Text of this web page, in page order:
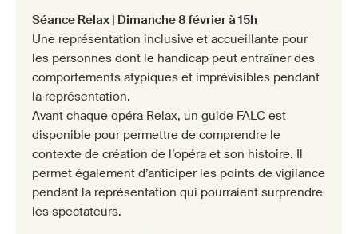
Séance Relax | Dimanche 8 février à 15h
Une représentation inclusive et accueillante pour
les personnes dont le handicap peut entraîner des
comportements atypiques et imprévisibles pendant
la représentation.
Avant chaque opéra Relax, un guide FALC est
disponible pour permettre de comprendre le
contexte de création de l’opéra et son histoire. Il
permet également d’anticiper les points de vigilance
pendant la représentation qui pourraient surprendre
les spectateurs.